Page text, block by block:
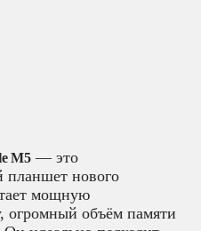
M5 — это
планшет нового
мощную
огромный объём памяти